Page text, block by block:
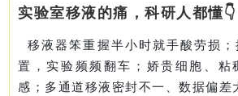
实验室移液的痛，科研人都懂👇
移液器笨重握半小时就手酸劳损
置，实验频频翻车；娇贵细胞、粘
感；多通道移液密封不一、数据偏